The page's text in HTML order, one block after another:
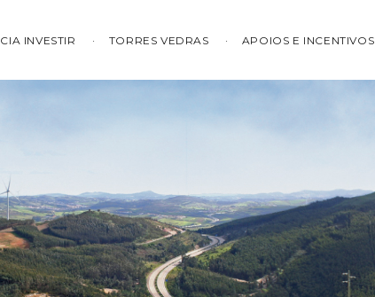
INVESTIR TORRES VEDRAS APOIOS E INCENTIVOS